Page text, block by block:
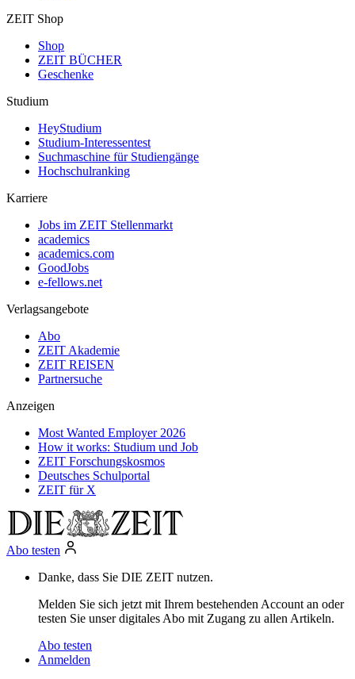
ZEIT Shop
Shop
ZEIT BÜCHER
Geschenke
Studium
HeyStudium
Studium-Interessentest
Suchmaschine für Studiengänge
Hochschulranking
Karriere
Jobs im ZEIT Stellenmarkt
academics
academics.com
GoodJobs
e-fellows.net
Verlagsangebote
Abo
ZEIT Akademie
ZEIT REISEN
Partnersuche
Anzeigen
Most Wanted Employer 2026
How it works: Studium und Job
ZEIT Forschungskosmos
Deutsches Schulportal
ZEIT für X
Abo testen
Danke, dass Sie DIE ZEIT nutzen.
Melden Sie sich jetzt mit Ihrem bestehenden Account an oder
testen Sie unser digitales Abo mit Zugang zu allen Artikeln.
Abo testen
Anmelden